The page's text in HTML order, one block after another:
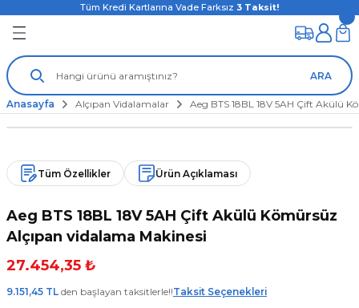
Tüm Kredi Kartlarına Vade Farksız 3 Taksit!
ARA
Anasayfa Alçıpan Vidalamalar Aeg BTS 18BL 18V 5AH Çift Akülü
Tüm Özellikler Ürün Açıklaması
Aeg BTS 18BL 18V 5AH Çift Akülü Kömürsüz
Alçıpan vidalama Makinesi
27.454,35 ₺
9.151,45 TL den başlayan taksitlerle!!Taksit Seçenekleri